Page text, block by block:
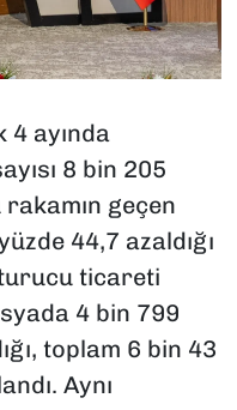
4 ayında
8 bin 205
geçen
44,7 azaldığı
ticareti
4 bin 799
toplam 6 bin 43
Aynı